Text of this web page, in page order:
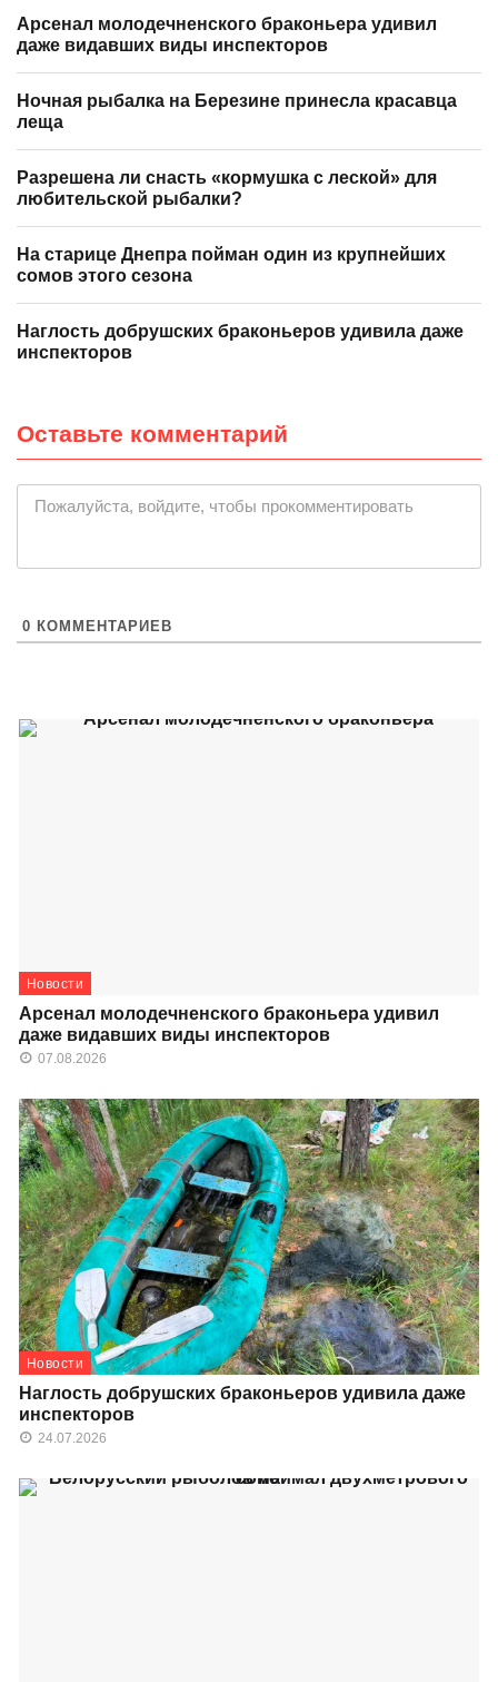
Арсенал молодечненского браконьера удивил
даже видавших виды инспекторов
Ночная рыбалка на Березине принесла красавца
леща
Разрешена ли снасть «кормушка с леской» для
любительской рыбалки?
На старице Днепра пойман один из крупнейших
сомов этого сезона
Наглость добрушских браконьеров удивила даже
инспекторов
Оставьте комментарий
Пожалуйста, войдите, чтобы прокомментировать
0 КОММЕНТАРИЕВ
Новости
Арсенал молодечненского браконьера удивил
даже видавших виды инспекторов
07.08.2026
Новости
Наглость добрушских браконьеров удивила даже
инспекторов
24.07.2026